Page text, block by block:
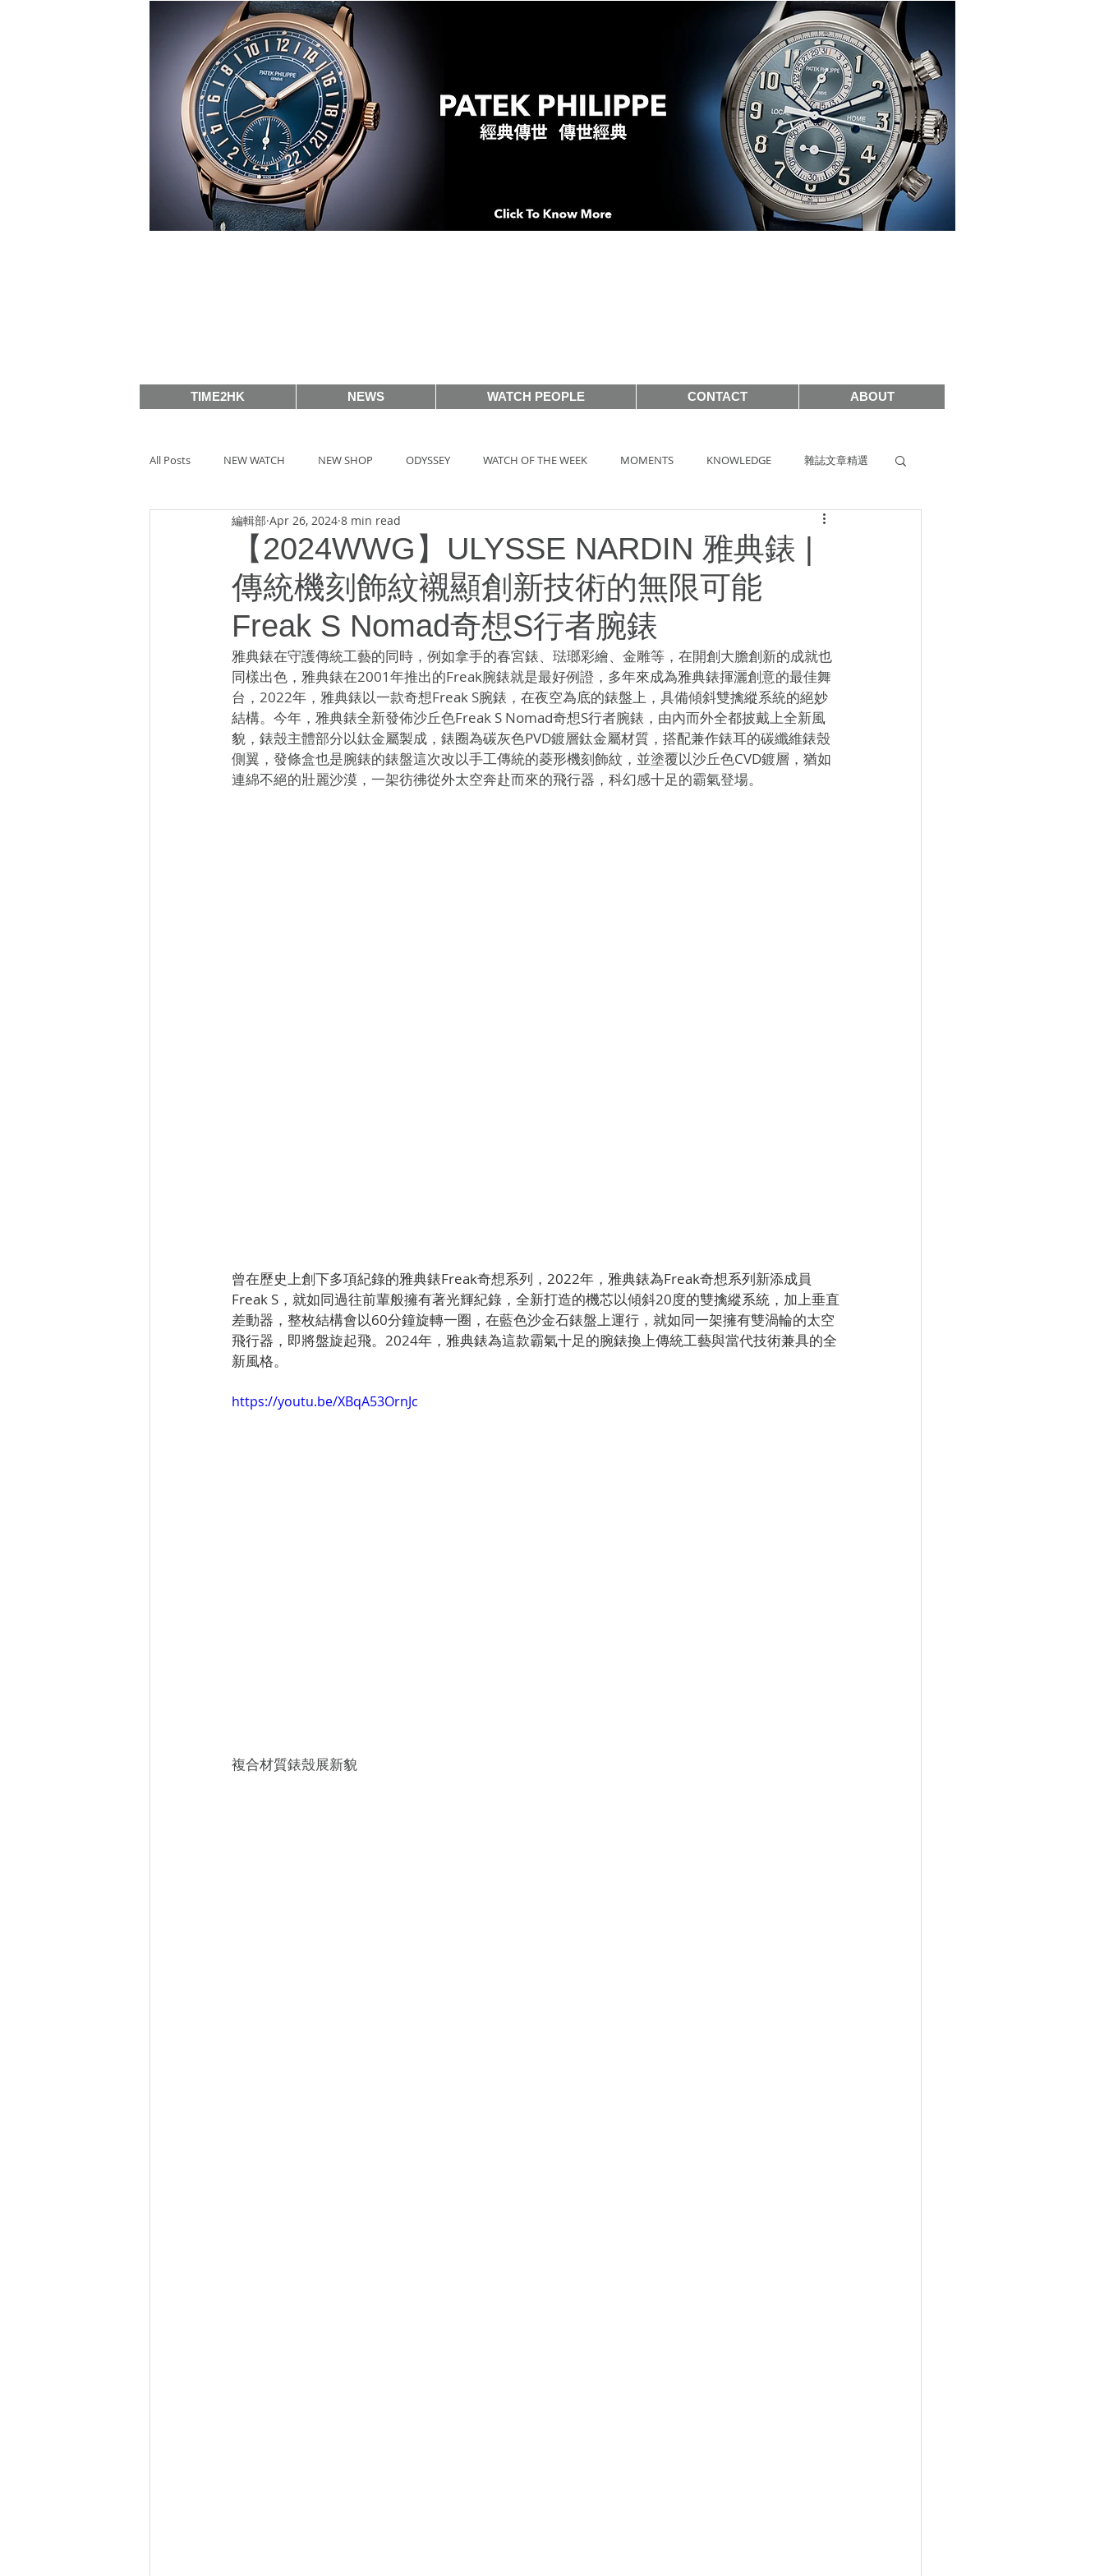
TIME2HK NEWS WATCH PEOPLE CONTACT ABOUT
All Posts NEW WATCH NEW SHOP ODYSSEY WATCH OF THE WEEK MOMENTS KNOWLEDGE 雜誌文章精選
MEET THE VIP WATCH PEOPLE HOT TAG
BASELWORLD 2019 SIHH2018 BASEL2018 PRE-BASEL 2018 SIHH2017 BASELWORLD2017
BASELWORLD 2016 SIHH2016 CLASSIC 101 PRE-BASEL 2020 JEWELRY Gadget News
Watches & Wonders 2020 HOT TOPIC LVMH Watch Week 2021 WATCHES & WONDERS 2021 SHOWCASE 2021
【2024WWG】ULYSSE NARDIN 雅典錶 |
傳統機刻飾紋襯顯創新技術的無限可能
Freak S Nomad奇想S行者腕錶
編輯部 Apr 26, 2024 8 min read
雅典錶在守護傳統工藝的同時，例如拿手的春宮錶、琺瑯彩繪、金雕等，在開創大膽創新的成就也
同樣出色，雅典錶在2001年推出的Freak腕錶就是最好例證，多年來成為雅典錶揮灑創意的最佳舞
台，2022年，雅典錶以一款奇想Freak S腕錶，在夜空為底的錶盤上，具備傾斜雙擒縱系統的絕妙
結構。今年，雅典錶全新發佈沙丘色Freak S Nomad奇想S行者腕錶，由內而外全都披戴上全新風
貌，錶殼主體部分以鈦金屬製成，錶圈為碳灰色PVD鍍層鈦金屬材質，搭配兼作錶耳的碳纖維錶殼
側翼，發條盒也是腕錶的錶盤這次改以手工傳統的菱形機刻飾紋，並塗覆以沙丘色CVD鍍層，猶如
連綿不絕的壯麗沙漠，一架彷彿從外太空奔赴而來的飛行器，科幻感十足的霸氣登場。
曾在歷史上創下多項紀錄的雅典錶Freak奇想系列，2022年，雅典錶為Freak奇想系列新添成員
Freak S，就如同過往前輩般擁有著光輝紀錄，全新打造的機芯以傾斜20度的雙擒縱系統，加上垂直
差動器，整枚結構會以60分鐘旋轉一圈，在藍色沙金石錶盤上運行，就如同一架擁有雙渦輪的太空
飛行器，即將盤旋起飛。2024年，雅典錶為這款霸氣十足的腕錶換上傳統工藝與當代技術兼具的全
新風格。
https://youtu.be/XBqA53OrnJc
複合材質錶殼展新貌